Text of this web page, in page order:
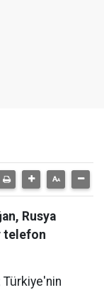
Rusya
telefon
Türkiye'nin